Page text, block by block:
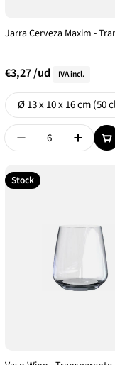
Jarra Cerveza Maxim -
€3,27/ud IVA incl.
Formato
Ø 13 x 10 x 16 cm (50
Disminuir
Stock